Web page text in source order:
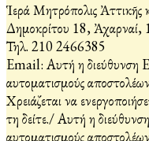
Ἱερά Μητρόπολις Ἀττικῆς
Δημοκρίτου 18, Ἀχαρναί,
Τηλ. 210 2466385
Email: Αυτή η διεύθυνση
αυτοματισμούς
Χρειάζεται να
τη δείτε./Αυτή η
αυτοματισμούς